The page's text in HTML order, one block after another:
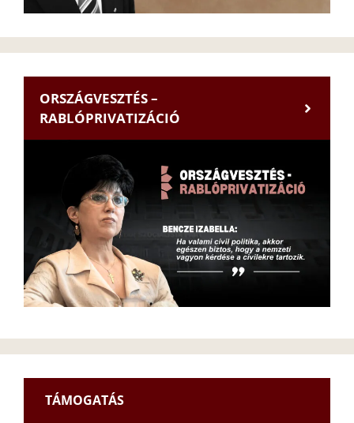
ORSZÁGVESZTÉS –
RABLÓPRIVATIZÁCIÓ
TÁMOGATÁS